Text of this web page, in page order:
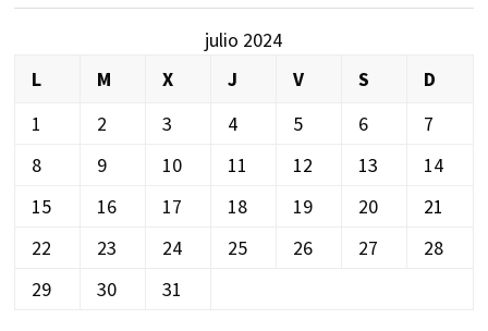
julio 2024
L
M X J V S
D
1
2 3 4 5 6
7
8
9 10 11 12 13
14
15
16 17 18 19 20
21
22
23 24 25 26 27
28
29
30 31